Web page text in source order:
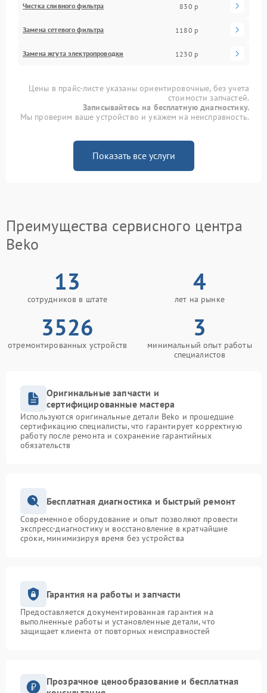
Чистка сливного фильтра 830 р
Замена сетевого фильтра 1180 р
Замена жгута электропроводки 1230 р
Цены в прайс-листе указаны ориентировочные, без учета
стоимости запчастей.
Записывайтесь на бесплатную диагностику.
Мы проверим ваше устройство и укажем на неисправность.
Показать все услуги
Преимущества сервисного центра
Beko
13
сотрудников в штате
4
лет на рынке
3526
отремонтированных устройств
3
минимальный опыт работы
специалистов
Оригинальные запчасти и
сертифицированные мастера
Используются оригинальные детали Beko и прошедшие
сертификацию специалисты, что гарантирует корректную
работу после ремонта и сохранение гарантийных
обязательств
Бесплатная диагностика и быстрый ремонт
Современное оборудование и опыт позволяют провести
экспресс-диагностику и восстановление в кратчайшие
сроки, минимизируя время без устройства
Гарантия на работы и запчасти
Предоставляется документированная гарантия на
выполненные работы и установленные детали, что
защищает клиента от повторных неисправностей
Прозрачное ценообразование и бесплатная